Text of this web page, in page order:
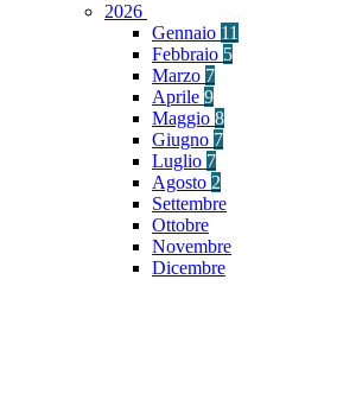
2026
Gennaio 11
Febbraio 5
Marzo 7
Aprile 9
Maggio 8
Giugno 7
Luglio 7
Agosto 2
Settembre
Ottobre
Novembre
Dicembre